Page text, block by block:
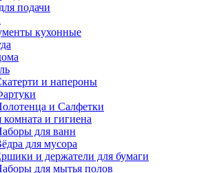
подачи
кухонные
и напероны
и Салфетки
комната и гигиена
для ванн
для мусора
и держатели для бумаги
для мытья полов